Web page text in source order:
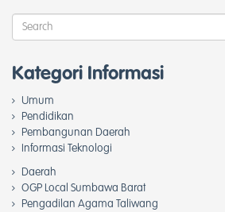
Kategori Informasi
Umum
Pendidikan
Pembangunan Daerah
Informasi Teknologi
Daerah
OGP Local Sumbawa Barat
Pengadilan Agama Taliwang